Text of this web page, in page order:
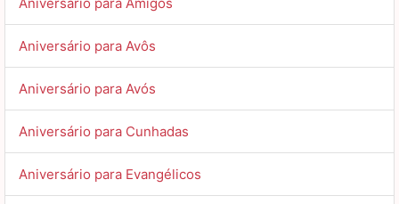
Aniversário para Avôs
Aniversário para Avós
Aniversário para Cunhadas
Aniversário para Evangélicos